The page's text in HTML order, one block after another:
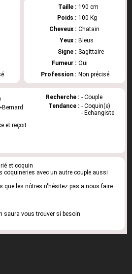
Taille : 190 cm
Poids : 100 Kg
Cheveux : Chatain
Yeux : Bleus
Signe : Sagittaire
Fumeur : Oui
Profession : Non précisé
Bernard
et reçoit
Recherche : - Couple
Tendance : - Coquin(e)
- Echangiste
et coquin
coquineries avec un autre couple aussi
que les nôtres n'hésitez pas a nous faire
saura vous trouver si besoin